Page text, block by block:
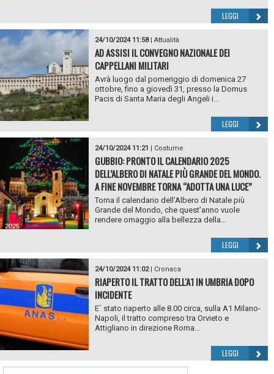
LEGGI
24/10/2024 11:58| Attualità
AD ASSISI IL CONVEGNO NAZIONALE DEI
CAPPELLANI MILITARI
Avrà luogo dal pomeriggio di domenica 27
ottobre, fino a giovedì 31, presso la Domus
Pacis di Santa Maria degli Angeli i...
LEGGI
24/10/2024 11:21 | Costume
GUBBIO: PRONTO IL CALENDARIO 2025
DELL’ALBERO DI NATALE PIÙ GRANDE DEL MONDO.
A FINE NOVEMBRE TORNA “ADOTTA UNA LUCE”
Torna il calendario dell’Albero di Natale più
Grande del Mondo, che quest’anno vuole
rendere omaggio alla bellezza della...
LEGGI
24/10/2024 11:02| Cronaca
RIAPERTO IL TRATTO DELL'A1 IN UMBRIA DOPO
INCIDENTE
E` stato riaperto alle 8.00 circa, sulla A1 Milano-
Napoli, il tratto compreso tra Orvieto e
Attigliano in direzione Roma...
LEGGI